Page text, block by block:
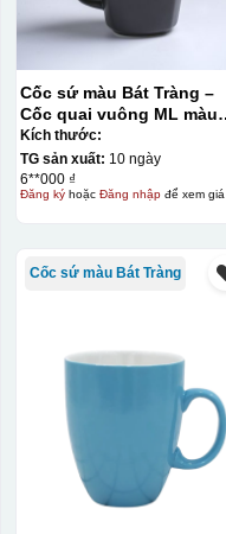
Cốc sứ màu Bát Tràng –
Cốc quai vuông ML màu
mát
Kích thước:
TG sản xuất: 10 ngày
6**000 ₫
Đăng kýhoặc Đăng nhậpđể xem giá
Cốc sứ màu Bát Tràng